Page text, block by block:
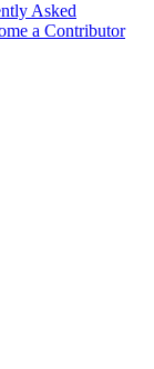
Asked
a Contributor